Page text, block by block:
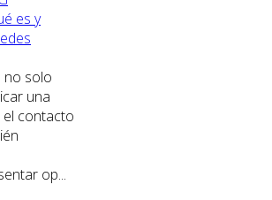
es y
no solo
una
contacto
op...